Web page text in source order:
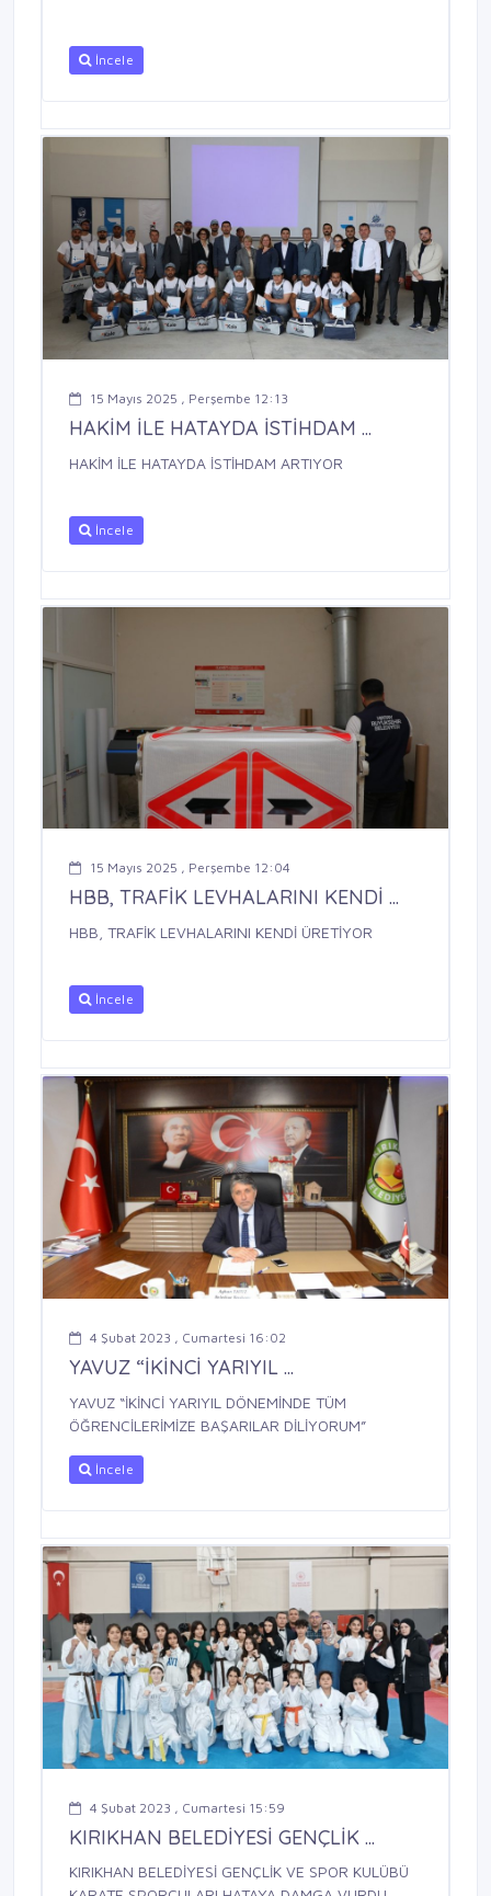
İncele
15 Mayıs 2025 , Perşembe 12:13
HAKİM İLE HATAYDA İSTİHDAM ...
HAKİM İLE HATAYDA İSTİHDAM ARTIYOR
İncele
15 Mayıs 2025 , Perşembe 12:04
HBB, TRAFİK LEVHALARINI KENDİ ...
HBB, TRAFİK LEVHALARINI KENDİ ÜRETİYOR
İncele
4 Şubat 2023 , Cumartesi 16:02
YAVUZ “İKİNCİ YARIYIL ...
YAVUZ “İKİNCİ YARIYIL DÖNEMİNDE TÜM
ÖĞRENCİLERİMİZE BAŞARILAR DİLİYORUM”
İncele
4 Şubat 2023 , Cumartesi 15:59
KIRIKHAN BELEDİYESİ GENÇLİK ...
KIRIKHAN BELEDİYESİ GENÇLİK VE SPOR KULÜBÜ